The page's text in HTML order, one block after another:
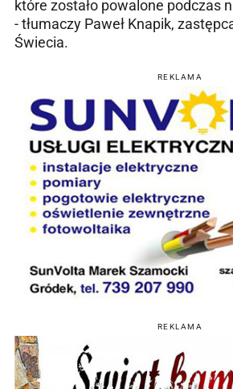
które zostało powalone podczas
- tłumaczy Paweł Knapik,
Świecia.
REKLAMA
REKLAMA